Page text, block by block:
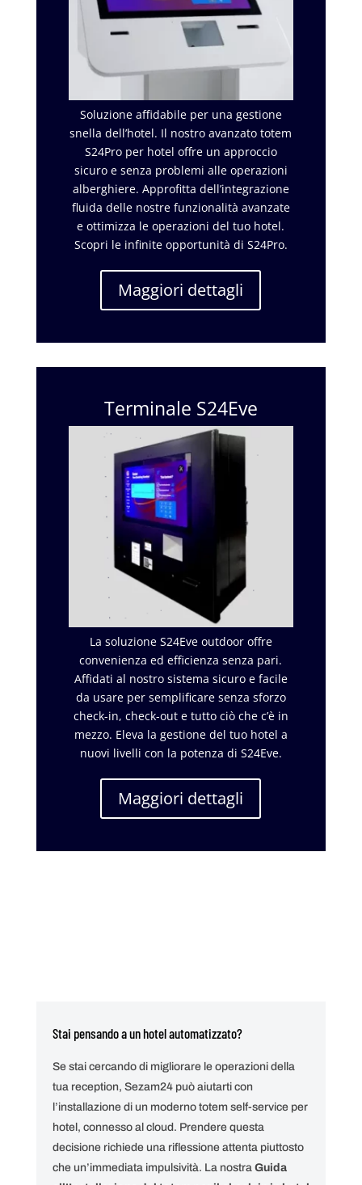
Soluzione affidabile per una gestione
snella dell’hotel. Il nostro avanzato totem
S24Pro per hotel offre un approccio
sicuro e senza problemi alle operazioni
alberghiere. Approfitta dell’integrazione
fluida delle nostre funzionalità avanzate
e ottimizza le operazioni del tuo hotel.
Scopri le infinite opportunità di S24Pro.
Maggiori dettagli
Terminale S24Eve
La soluzione S24Eve outdoor offre
convenienza ed efficienza senza pari.
Affidati al nostro sistema sicuro e facile
da usare per semplificare senza sforzo
check-in, check-out e tutto ciò che c’è in
mezzo. Eleva la gestione del tuo hotel a
nuovi livelli con la potenza di S24Eve.
Maggiori dettagli
Stai pensando a un hotel automatizzato?
Se stai cercando di migliorare le operazioni della
tua reception, Sezam24 può aiutarti con
l’installazione di un moderno totem self-service per
hotel, connesso al cloud. Prendere questa
decisione richiede una riflessione attenta piuttosto
che un’immediata impulsività. La nostra Guida